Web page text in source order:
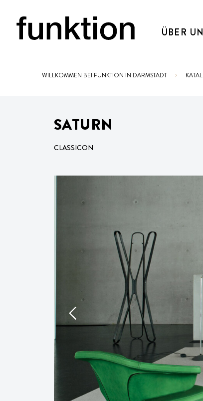
ÜBER
Sie sind hier:
WILLKOMMEN BEI FUNKTION IN DARMSTADT
SATURN
CLASSICON